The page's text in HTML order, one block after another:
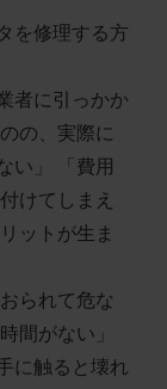
を修理する方
者に引っかか
の、実際に
い」
「費用
けてしまえ
ットが生ま
られて危な
間がない」
に触ると壊れ